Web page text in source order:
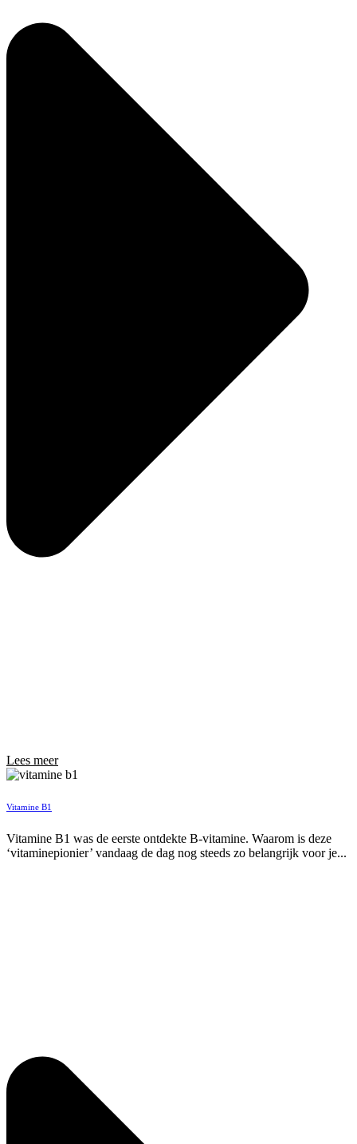
Lees meer
Vitamine B1
Vitamine B1 was de eerste ontdekte B-vitamine. Waarom is deze
‘vitaminepionier’ vandaag de dag nog steeds zo belangrijk voor je...